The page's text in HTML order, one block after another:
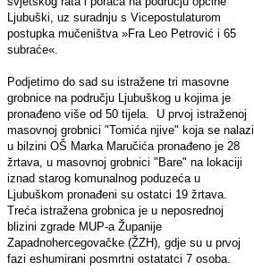
Ljubuški, uz suradnju s Vicepostulaturom
postupka mučeništva »Fra Leo Petrović i 65
subraće«.
Podjetimo do sad su istražene tri masovne
grobnice na području Ljubuškog u kojima je
pronađeno više od 50 tijela. U prvoj istraženoj
masovnoj grobnici "Tomića njive" koja se nalazi
u bilzini OŠ Marka Maručića pronađeno je 28
žrtava, u masovnoj grobnici "Bare" na lokaciji
iznad starog komunalnog poduzeća u
Ljubuškom pronađeni su ostatci 19 žrtava.
Treća istražena grobnica je u neposrednoj
blizini zgrade MUP-a Županije
Zapadnohercegovačke (ŽZH), gdje su u prvoj
fazi eshumirani posmrtni ostatatci 7 osoba.